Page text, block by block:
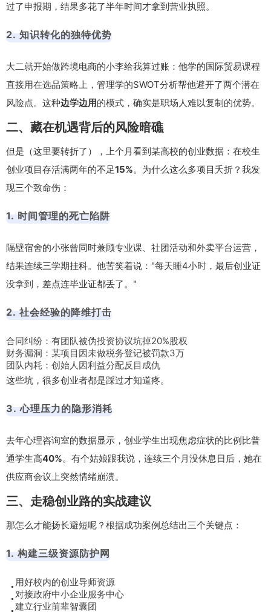
过了申报期，结果多花了半年时间才拿到营业执照。
2. 知识转化的独特优势
大二就开始做跨境电商的小李给我算过账：他学的国际贸易课程
直接用在选品策略上，管理学的SWOT分析帮他避开了两个潜在
风险点。这种边学边用的模式，确实是职场人难以复制的优势。
二、藏在机遇背后的风险暗礁
但是（这里要转折了），上个月看到某高校的创业数据：在校生
创业项目存活满两年的不足15%。为什么这么多项目夭折？我发
现三个致命伤：
1. 时间管理的死亡陷阱
隔壁宿舍的小张曾同时兼顾专业课、社团活动和外卖平台运营，
结果连续三学期挂科。他苦笑着说："每天睡4小时，最后创业证
没拿到，差点连毕业证都丢了。"
2. 社会经验的降维打击
合同纠纷：有团队被伪投资协议坑掉20%股权
财务漏洞：某项目因未做税务登记被罚款3万
团队内耗：创始人因利益分配反目成仇
这些坑，很多创业者都是踩过才知道疼。
3. 心理压力的隐形消耗
去年心理咨询室的数据显示，创业学生出现焦虑症状的比例比普
通学生高40%。有个姑娘跟我说，连续三个月没休息日后，她在
供应商会议上突然情绪崩溃。
三、走稳创业路的实战建议
那怎么才能扬长避短呢？根据成功案例总结出三个关键点：
1. 构建三级资源防护网
用好校内的创业导师资源
对接政府中小企业服务中心
建立行业前辈智囊团